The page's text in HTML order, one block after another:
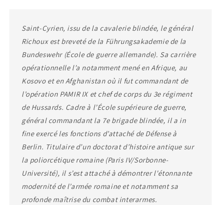
Saint-Cyrien, issu de la cavalerie blindée, le général
Richoux est breveté de la Führungsakademie de la
Bundeswehr (École de guerre allemande). Sa carrière
opérationnelle l’a notamment mené en Afrique, au
Kosovo et en Afghanistan où il fut commandant de
l’opération PAMIR IX et chef de corps du 3e régiment
de Hussards. Cadre à l’École supérieure de guerre,
général commandant la 7e brigade blindée, il a in
fine exercé les fonctions d’attaché de Défense à
Berlin. Titulaire d’un doctorat d’histoire antique sur
la poliorcétique romaine (Paris IV/Sorbonne-
Université), il s’est attaché à démontrer l'étonnante
modernité de l’armée romaine et notamment sa
profonde maîtrise du combat interarmes.